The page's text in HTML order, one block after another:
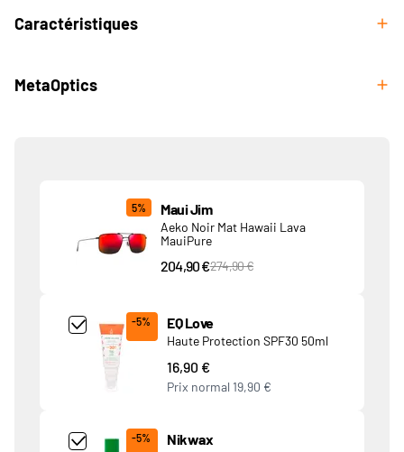
Caractéristiques
MetaOptics
5% Maui Jim
Aeko Noir Mat Hawaii Lava
MauiPure
204,90 €PVC Price
274,90 €
Add Product MjQ4MTk= undefined
-5% EQ Love
Haute Protection SPF30 50ml
16,90 €
Prix normal 19,90 €
Add Product MjkwNDA= undefined
-5% Nikwax